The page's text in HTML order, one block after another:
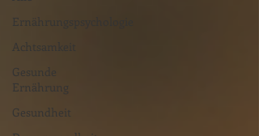
Ernährungspsychologie
Achtsamkeit
Gesunde
Ernährung
Gesundheit